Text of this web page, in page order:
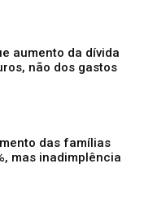
aumento da dívida
não dos gastos
das famílias
mas inadimplência